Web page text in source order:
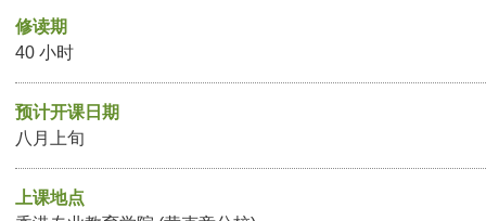
修读期
40 小时
预计开课日期
八月上旬
上课地点